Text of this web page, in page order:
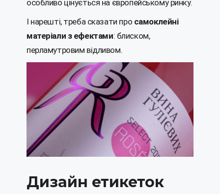
особливо цінується на європейському ринку.
І нарешті, треба сказати про самоклейні
матеріали з ефектами: блиском,
перламутровим відливом.
Дизайн етикеток